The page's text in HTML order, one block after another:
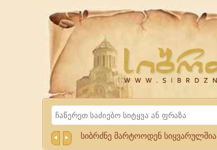
Website
Sibrdzne.ge
Search
სიბრძნე მარტოოდენ სიყვარულშია